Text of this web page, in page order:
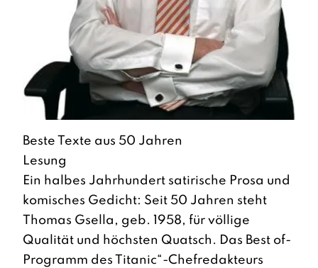
Beste Texte aus 50 Jahren
Lesung
Ein halbes Jahrhundert satirische Prosa und
komisches Gedicht: Seit 50 Jahren steht
Thomas Gsella, geb. 1958, für völlige
Qualität und höchsten Quatsch. Das Best of-
Programm des Titanic“-Chefredakteurs